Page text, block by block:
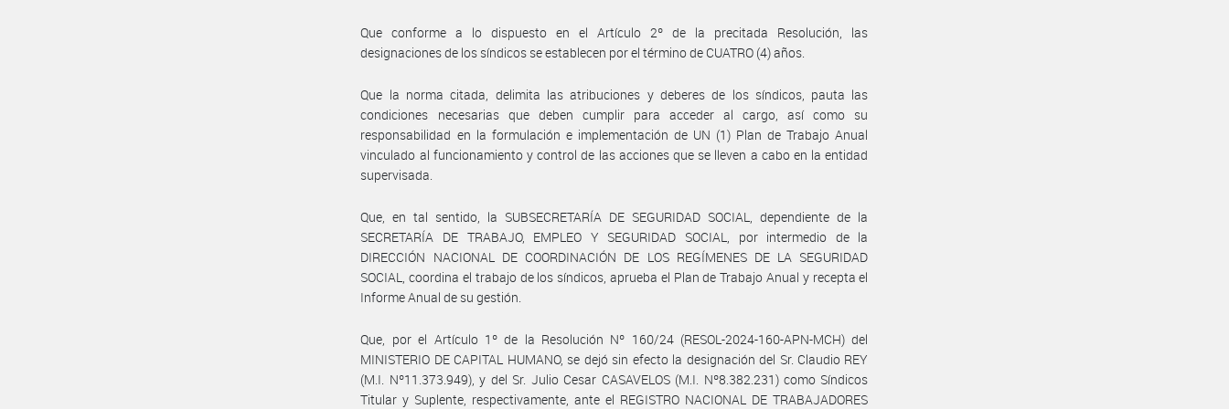
Que conforme a lo dispuesto en el Artículo 2º de la precitada Resolución, las
designaciones de los síndicos se establecen por el término de CUATRO (4) años.
Que la norma citada, delimita las atribuciones y deberes de los síndicos, pauta las
condiciones necesarias que deben cumplir para acceder al cargo, así como su
responsabilidad en la formulación e implementación de UN (1) Plan de Trabajo Anual
vinculado al funcionamiento y control de las acciones que se lleven a cabo en la entidad
supervisada.
Que, en tal sentido, la SUBSECRETARÍA DE SEGURIDAD SOCIAL, dependiente de la
SECRETARÍA DE TRABAJO, EMPLEO Y SEGURIDAD SOCIAL, por intermedio de la
DIRECCIÓN NACIONAL DE COORDINACIÓN DE LOS REGÍMENES DE LA SEGURIDAD
SOCIAL, coordina el trabajo de los síndicos, aprueba el Plan de Trabajo Anual y recepta el
Informe Anual de su gestión.
Que, por el Artículo 1º de la Resolución Nº 160/24 (RESOL-2024-160-APN-MCH) del
MINISTERIO DE CAPITAL HUMANO, se dejó sin efecto la designación del Sr. Claudio REY
(M.I. Nº11.373.949), y del Sr. Julio Cesar CASAVELOS (M.I. Nº8.382.231) como Síndicos
Titular y Suplente, respectivamente, ante el REGISTRO NACIONAL DE TRABAJADORES